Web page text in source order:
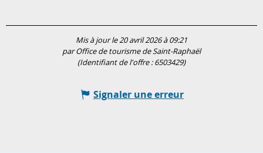
Mis à jour le 20 avril 2026 à 09:21
par Office de tourisme de Saint-Raphaël
(Identifiant de l'offre :6503429)
Signaler une erreur